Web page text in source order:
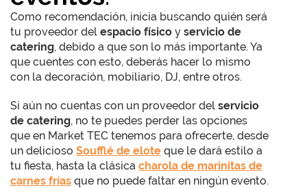
Como recomendación, inicia buscando quién será
tu proveedor del espacio físico y servicio de
catering, debido a que son lo más importante. Ya
que cuentes con esto, deberás hacer lo mismo
con la decoración, mobiliario, DJ, entre otros.
Si aún no cuentas con un proveedor del servicio
de catering, no te puedes perder las opciones
que en Market TEC tenemos para ofrecerte, desde
un delicioso Soufflé de elote que le dará estilo a
tu fiesta, hasta la clásica charola de marinitas de
carnes frías que no puede faltar en ningún evento.